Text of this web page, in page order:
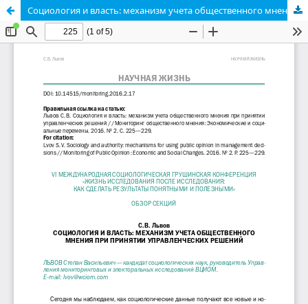
Социология и власть: механизм учета общественного мнения при принятии управленческих решений